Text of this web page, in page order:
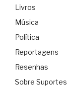
Livros
Música
Política
Reportagens
Resenhas
Sobre